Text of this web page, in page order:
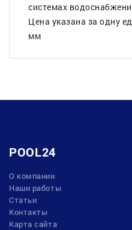
системах
Цена указана за одну
мм
POOL24
О компании
Наши работы
Статьи
Контакты
Карта сайта